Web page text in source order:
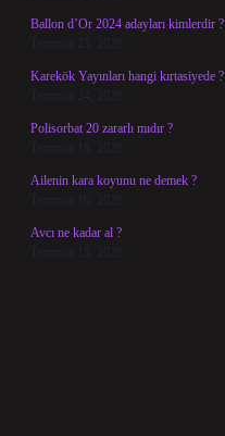
Ballon d’Or 2024 adayları kimlerdir ?
Temmuz 25, 2026
Karekök Yayınları hangi kırtasiyede ?
Temmuz 24, 2026
Polisorbat 20 zararlı mıdır ?
Temmuz 18, 2026
Ailenin kara koyunu ne demek ?
Temmuz 16, 2026
Avcı ne kadar al ?
Temmuz 15, 2026